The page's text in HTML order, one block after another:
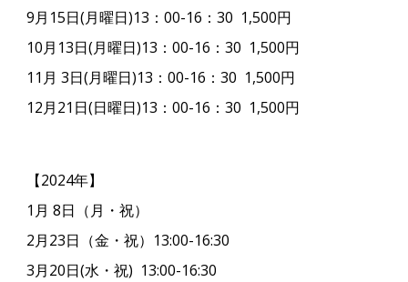
9月15日(月曜日)13：00-16：30 1,500円
10月13日(月曜日)13：00-16：30 1,500円
11月 3日(月曜日)13：00-16：30 1,500円
12月21日(日曜日)13：00-16：30 1,500円
【2024年】
1月 8日（月・祝）
2月23日（金・祝）13:00-16:30
3月20日(水・祝) 13:00-16:30